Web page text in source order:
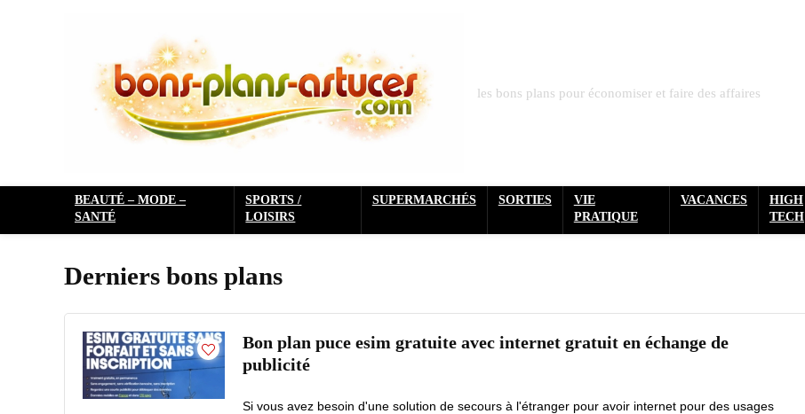
les bons plans pour économiser et faire des affaires
BEAUTÉ – MODE –
SANTÉ
SPORTS /
LOISIRS
SUPERMARCHÉS SORTIES
VIE
PRATIQUE
VACANCES
HIGH
TECH
Derniers bons plans
Bon plan puce esim gratuite avec internet gratuit en échange de
publicité
Si vous avez besoin d'une solution de secours à l'étranger pour avoir internet pour des usages